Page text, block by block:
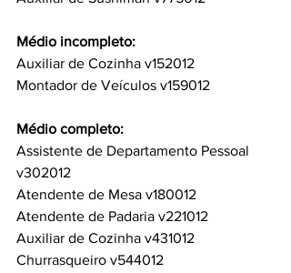
Médio incompleto:
Auxiliar de Cozinha v152012
Montador de Veículos v159012
Médio completo:
Assistente de Departamento Pessoal
v302012
Atendente de Mesa v180012
Atendente de Padaria v221012
Auxiliar de Cozinha v431012
Churrasqueiro v544012